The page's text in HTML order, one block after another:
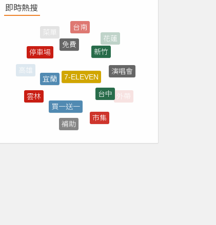
即時熱搜
停車場
免費
新竹
外帶
直播
南投
雲林
宜蘭
7-ELEVEN
台中
市集